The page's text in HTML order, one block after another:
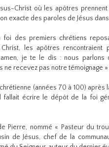
Christ où les apôtres
exacte des paroles de Jésus
foi des premiers chrétiens
les apôtres rencontraient
je te le dis : nous
recevez pas notre témoignage »
(années 70 à 100)
fallait écrire le dépôt de la foi
Pierre, nommé « Pasteur du
de Jésus, chef de la